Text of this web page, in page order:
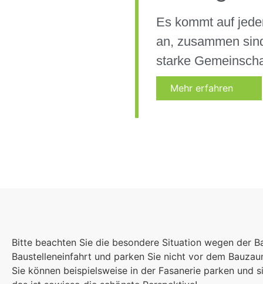
Es kommt auf
an, zusammen
starke
Mehr erfahren
Bitte beachten Sie die besondere Situation wegen der
Baustelleneinfahrt und parken Sie nicht vor dem
Sie können beispielsweise in der Fasanerie parken und